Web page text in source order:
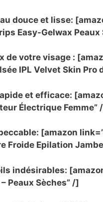
douce et lisse:
Easy-Gelwax Peaux
de votre visage :
IPL Velvet Skin Pro
et efficace:
Électrique Femme”
[amazon
Froide Epilation
indésirables:
Peaux Sèches” /]